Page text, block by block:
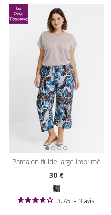
pantalon fluide large imprimé
30€
3.7/5 - 3 avis